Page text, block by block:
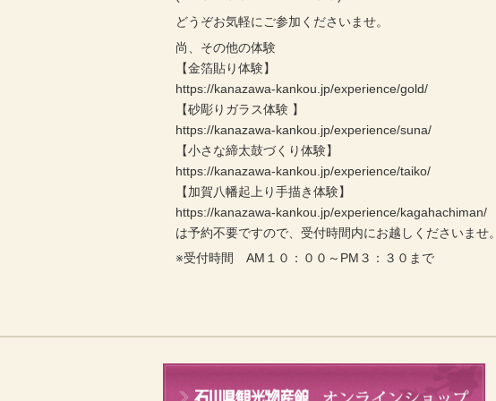
どうぞお気軽にご参加くださいませ。
尚、その他の体験
【金箔貼り体験】
https://kanazawa-kankou.jp/experience/gold/
【砂彫りガラス体験 】
https://kanazawa-kankou.jp/experience/suna/
【小さな締太鼓づくり体験】
https://kanazawa-kankou.jp/experience/taiko/
【加賀八幡起上り手描き体験】
https://kanazawa-kankou.jp/experience/kagahachiman/
は予約不要ですので、受付時間内にお越しくださいませ。
※受付時間 AM１０：００～PM３：３０まで